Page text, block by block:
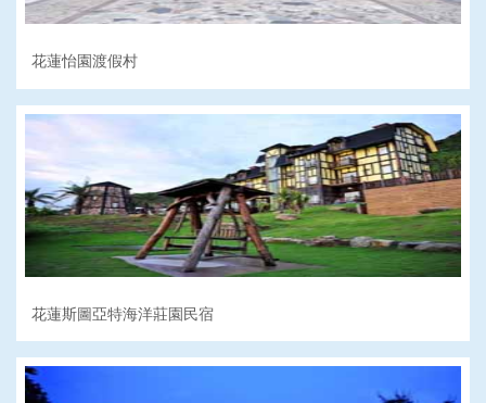
花蓮怡園渡假村
花蓮斯圖亞特海洋莊園民宿